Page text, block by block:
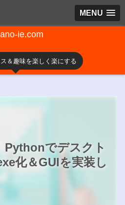
MENU
ie.com
＆趣味を楽しく楽にする
Pythonでデスクト
化＆GUIを実装し